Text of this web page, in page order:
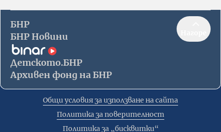
БНР
БНР Новини
Детското.БНР
Архивен фонд на БНР
Общи условия за използване на сайта
Политика за поверителност
Политика за „бисквитки“